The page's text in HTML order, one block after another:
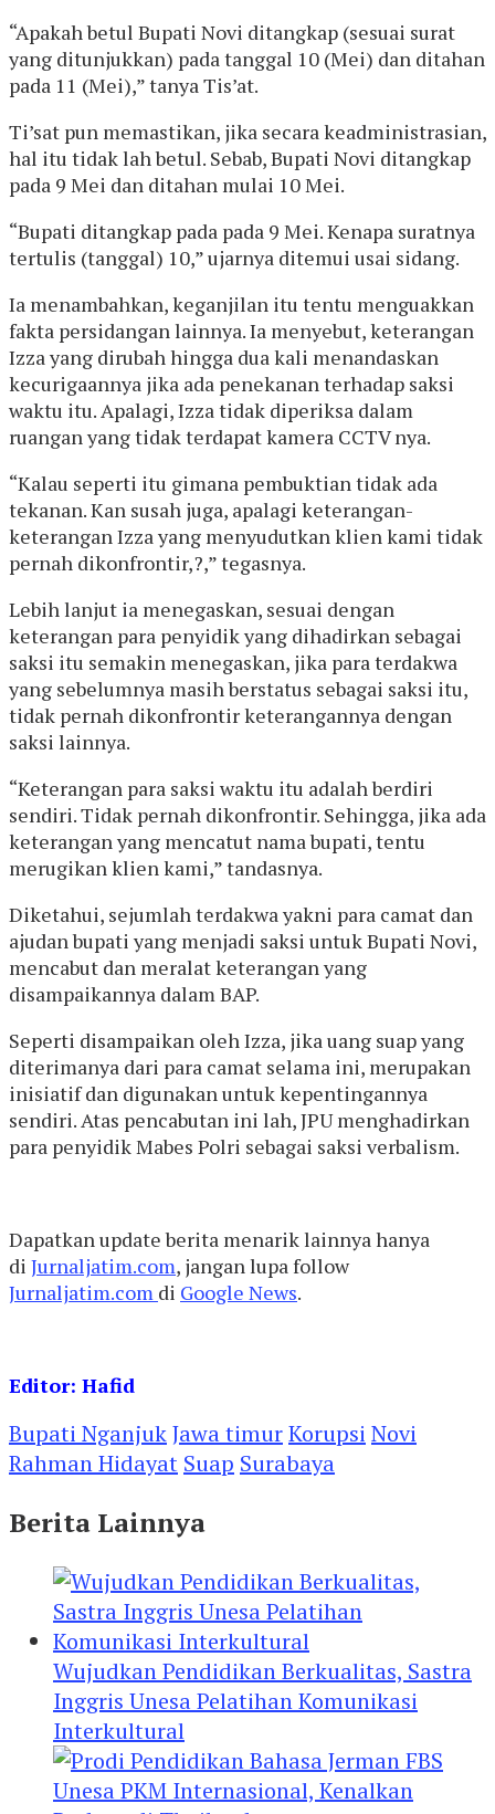
“Apakah betul Bupati Novi ditangkap (sesuai surat
yang ditunjukkan) pada tanggal 10 (Mei) dan ditahan
pada 11 (Mei),” tanya Tis’at.
Ti’sat pun memastikan, jika secara keadministrasian,
hal itu tidak lah betul. Sebab, Bupati Novi ditangkap
pada 9 Mei dan ditahan mulai 10 Mei.
“Bupati ditangkap pada pada 9 Mei. Kenapa suratnya
tertulis (tanggal) 10,” ujarnya ditemui usai sidang.
Ia menambahkan, keganjilan itu tentu menguakkan
fakta persidangan lainnya. Ia menyebut, keterangan
Izza yang dirubah hingga dua kali menandaskan
kecurigaannya jika ada penekanan terhadap saksi
waktu itu. Apalagi, Izza tidak diperiksa dalam
ruangan yang tidak terdapat kamera CCTV nya.
“Kalau seperti itu gimana pembuktian tidak ada
tekanan. Kan susah juga, apalagi keterangan-
keterangan Izza yang menyudutkan klien kami tidak
pernah dikonfrontir,?,” tegasnya.
Lebih lanjut ia menegaskan, sesuai dengan
keterangan para penyidik yang dihadirkan sebagai
saksi itu semakin menegaskan, jika para terdakwa
yang sebelumnya masih berstatus sebagai saksi itu,
tidak pernah dikonfrontir keterangannya dengan
saksi lainnya.
“Keterangan para saksi waktu itu adalah berdiri
sendiri. Tidak pernah dikonfrontir. Sehingga, jika ada
keterangan yang mencatut nama bupati, tentu
merugikan klien kami,” tandasnya.
Diketahui, sejumlah terdakwa yakni para camat dan
ajudan bupati yang menjadi saksi untuk Bupati Novi,
mencabut dan meralat keterangan yang
disampaikannya dalam BAP.
Seperti disampaikan oleh Izza, jika uang suap yang
diterimanya dari para camat selama ini, merupakan
inisiatif dan digunakan untuk kepentingannya
sendiri. Atas pencabutan ini lah, JPU menghadirkan
para penyidik Mabes Polri sebagai saksi verbalism.
Dapatkan update berita menarik lainnya hanya
di Jurnaljatim.com, jangan lupa follow
Jurnaljatim.com di Google News.
Editor: Hafid
Bupati NganjukJawa timurKorupsi Novi
Rahman Hidayat Suap Surabaya
Berita Lainnya
Wujudkan Pendidikan Berkualitas, Sastra
Inggris Unesa Pelatihan Komunikasi
Interkultural